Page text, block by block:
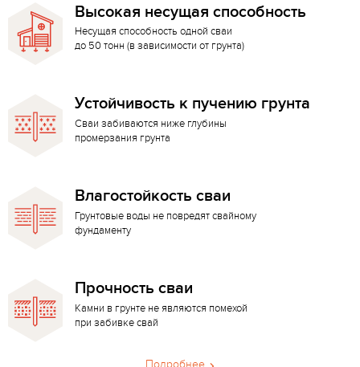
Высокая несущая способность
Несущая способность одной сваи
до 50 тонн (в зависимости от грунта)
Устойчивость к пучению грунта
Сваи забиваются ниже глубины
промерзания грунта
Влагостойкость сваи
Грунтовые воды не повредят свайному
фундаменту
Прочность сваи
Камни в грунте не являются помехой
при забивке свай
Подробнее